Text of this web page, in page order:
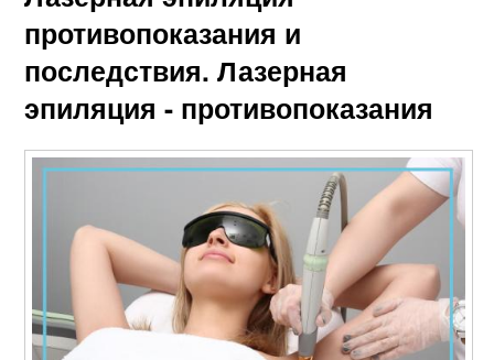
противопоказания и
последствия. Лазерная
эпиляция - противопоказания